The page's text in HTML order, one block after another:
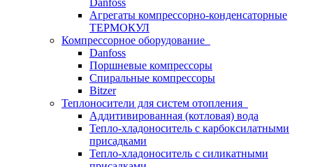
Danfoss
Агрегаты компрессорно-конденсаторные
ТЕРМОКУЛ
Компрессорное оборудование
Danfoss
Поршневые компрессоры
Спиральные компрессоры
Bitzer
Теплоносители для систем отопления
Аддитивированная (котловая) вода
Тепло-хладоноситель с карбоксилатными
присадками
Тепло-хладоноситель с силикатными